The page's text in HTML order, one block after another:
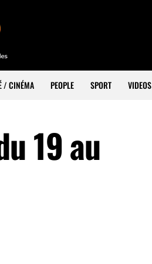
/ CINÉMA PEOPLE SPORT VIDEOS
19 au